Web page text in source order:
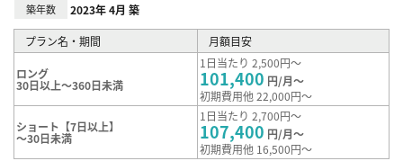
築年数 2023年 4月 築
プラン名・期間 月額目安
ロング
30日以上～360日未満
1日当たり 2,500円～
101,400 円/月～
初期費用他 22,000円～
ショート【7日以上】
～30日未満
1日当たり 2,700円～
107,400 円/月～
初期費用他 16,500円～